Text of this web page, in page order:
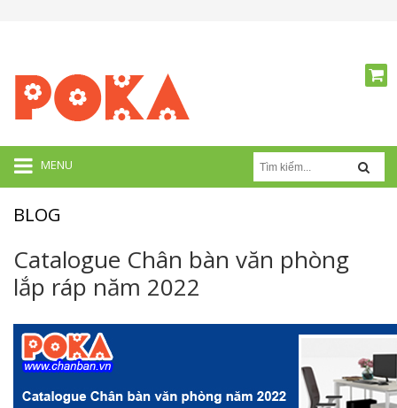
MENU
BLOG
Catalogue Chân bàn văn phòng
lắp ráp năm 2022